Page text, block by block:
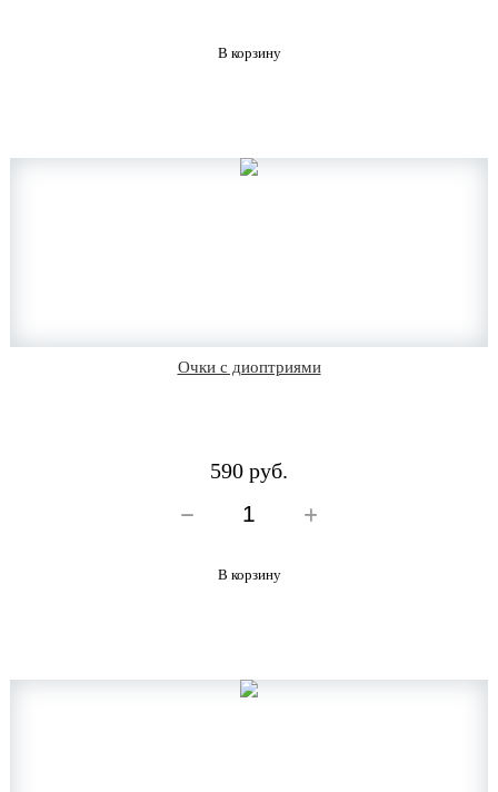
В корзину
Очки с диоптриями
590 руб.
В корзину